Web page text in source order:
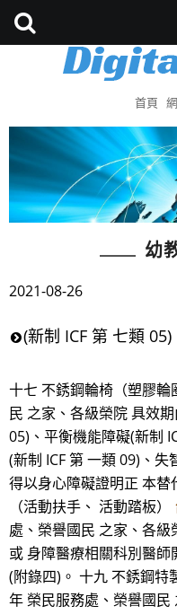
首頁
幼
2021-08-26
(新制 ICF 第 七類
十七 不銹鋼輪椅（塑膠
民 之家、各級榮院 具效
05)、平衡機能障礙(新制
(新制 ICF 第 一類 09)、失
得以身心障礙證明正 本
（活動扶手、 活動踏板）
處、榮譽國民 之家、各
或 身障醫療相關科別醫
(附錄四)。 十九 不銹鋼特
年 榮民服務處、榮譽國